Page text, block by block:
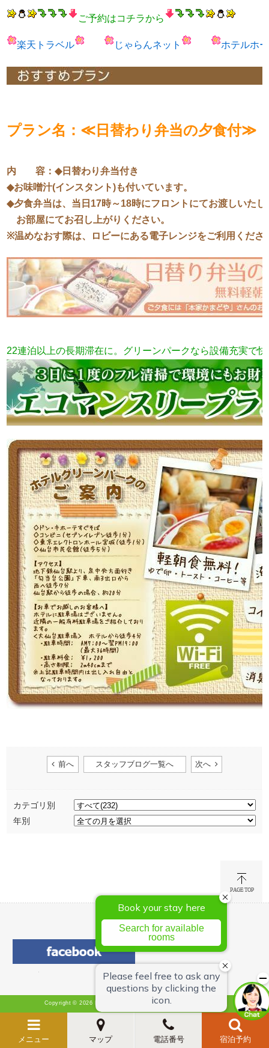
メニュー マップ 電話番号 宿泊予約
ご予約はコチラから
楽天トラベル じゃらんネット ホテルホ
プラン名： ≪ 日替わり弁当の夕食付≫
内 容：◆日替わり弁当付き
◆お味噌汁(インスタント)も付いています。
◆夕食弁当は、当日 17時～18時にフロントにてお渡しいたし
お部屋にてお召し上がりください。
※温めなおす際は、ロビーにある電子レンジをご利用くださ
22連泊以上の長期滞在に。グリーンパークなら設備充実で
前へ スタッフブログ一覧へ 次へ
カテゴリ別
年別
Copyright © 2026 Hotel Green Chain Sendai All Rights Reserved.